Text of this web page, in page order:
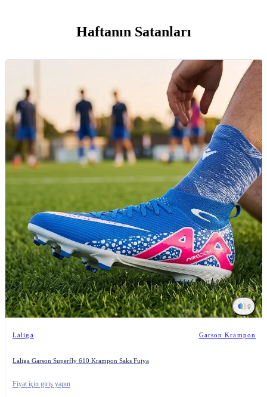
Haftanın Satanları
9
Laliga Garson Krampon
Laliga Garson Superfly 610 Krampon Saks Fujya
Fiyat için giriş yapın